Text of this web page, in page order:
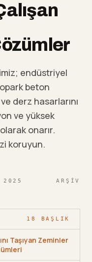
endüstriyel
beton
derz hasarlarını
ve yüksek
onarır.
koruyun.
2025 ARŞIV
18 BAŞLIK
Taşıyan Zeminler